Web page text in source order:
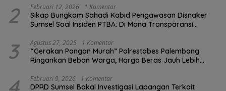
2 Februari 12, 2026 1 Komentar
Sikap Bungkam Sahadi Kabid Pengawasan Disnaker
Sumsel Soal Insiden PTBA: Di Mana Transparansi
3 Agustus 27, 2025 1 Komentar
“Gerakan Pangan Murah” Polrestabes Palembang
Ringankan Beban Warga, Harga Beras Jauh Lebih
Februari 9, 2026 1 Komentar
DPRD Sumsel Bakal Investigasi Lapangan Terkait